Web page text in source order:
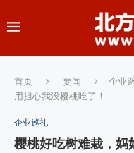
首页 要闻 企业
用担心我没樱桃吃了！
企业巡礼
樱桃好吃树难栽，妈